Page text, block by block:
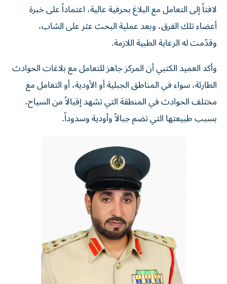
لافتاً إلى التعامل مع البلاغ بحرفية عالية، اعتماداً على خبرة
أعضاء تلك الفرق، وبعد عملية البحث عثر على الشاب،
وقدّمت له الرعاية الطبية اللازمة.
وأكد العميد الكتبي أن المركز جاهز للتعامل مع بلاغات الحوادث
الطارئة، سواء في المناطق الجبلية أو الأودية، أو التعامل مع
مختلف الحوادث في المنطقة التي تشهد إقبالاً من السياح،
بسبب طبيعتها التي تضم جبالاً وأودية وسدوداً.